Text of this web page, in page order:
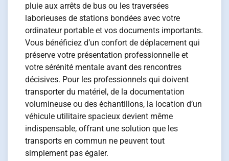
pluie aux arrêts de bus ou les traversées
laborieuses de stations bondées avec votre
ordinateur portable et vos documents importants.
Vous bénéficiez d’un confort de déplacement qui
préserve votre présentation professionnelle et
votre sérénité mentale avant des rencontres
décisives. Pour les professionnels qui doivent
transporter du matériel, de la documentation
volumineuse ou des échantillons, la location d’un
véhicule utilitaire spacieux devient même
indispensable, offrant une solution que les
transports en commun ne peuvent tout
simplement pas égaler.